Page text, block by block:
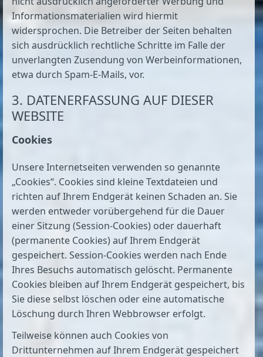
Informationsmaterialien wird hiermit
widersprochen. Die Betreiber der Seiten behalten
sich ausdrücklich rechtliche Schritte im Falle der
unverlangten Zusendung von Werbeinformationen,
etwa durch Spam-E-Mails, vor.
3. DATENERFASSUNG AUF DIESER
WEBSITE
Cookies
Unsere Internetseiten verwenden so genannte
„Cookies“. Cookies sind kleine Textdateien und
richten auf Ihrem Endgerät keinen Schaden an. Sie
werden entweder vorübergehend für die Dauer
einer Sitzung (Session-Cookies) oder dauerhaft
(permanente Cookies) auf Ihrem Endgerät
gespeichert. Session-Cookies werden nach Ende
Ihres Besuchs automatisch gelöscht. Permanente
Cookies bleiben auf Ihrem Endgerät gespeichert, bis
Sie diese selbst löschen oder eine automatische
Löschung durch Ihren Webbrowser erfolgt.
Teilweise können auch Cookies von
Drittunternehmen auf Ihrem Endgerät gespeichert